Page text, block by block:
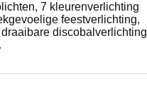
7 kleurenverlichting
feestverlichting,
draaibare discobalverlichting